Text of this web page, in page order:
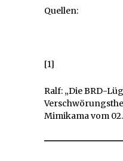
Quellen:
[1]
Ralf: „Die BRD-
Mimikama vom